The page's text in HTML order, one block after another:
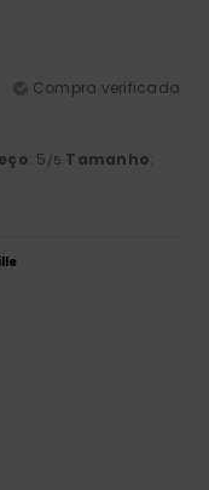
Compra verificada
: 5 /5 Tamanho: